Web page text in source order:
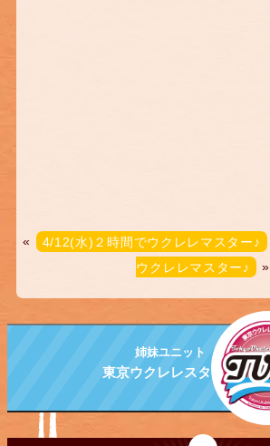
« 4/12(水)２時間でウクレレマスター♪
ウクレレマスター♪ »
姉妹ユニット
東京ウクレレスターズ